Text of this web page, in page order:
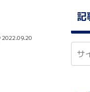
2022.09.20
記